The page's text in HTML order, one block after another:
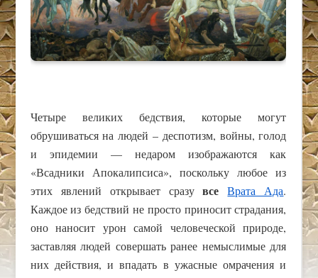
Четыре великих бедствия, которые могут
обрушиваться на людей – деспотизм, войны, голод
и эпидемии — недаром изображаются как
«Всадники Апокалипсиса», поскольку любое из
этих явлений открывает сразувсе Врата Ада.
Каждое из бедствий не просто приносит страдания,
оно наносит урон самой человеческой природе,
заставляя людей совершать ранее немыслимые для
них действия, и впадать в ужасные омрачения и